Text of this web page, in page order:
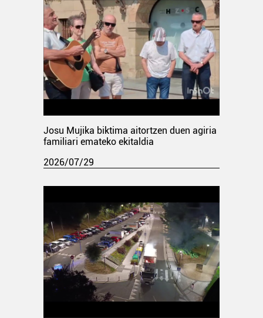
Josu Mujika biktima aitortzen duen agiria
familiari emateko ekitaldia
2026/07/29